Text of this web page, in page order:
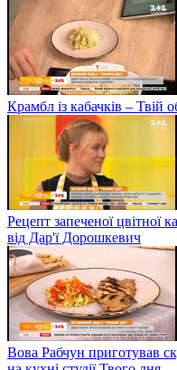
Крамбл із кабачків – Твій
Рецепт запеченої цвітної
від Дар'ї Дорошкевич
Вова Рабчун приготував